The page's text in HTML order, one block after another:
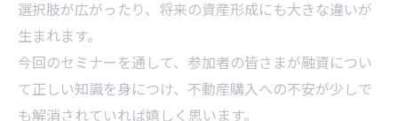
選択肢が広がったり、将来の資産形成にも大きな違いが
生まれます。
今回のセミナーを通して、参加者の皆さまが融資につい
て正しい知識を身につけ、不動産購入への不安が少しで
も解消されていれば嬉しく思います。